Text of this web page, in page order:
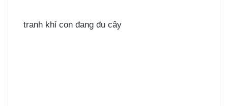
tranh khỉ con đang đu cây